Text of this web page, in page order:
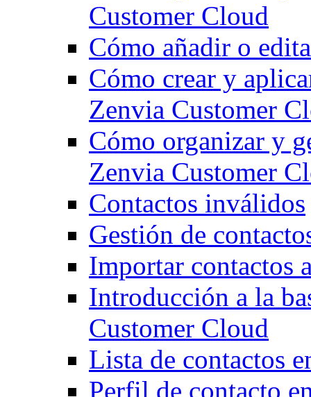
Customer Cloud
Cómo añadir o
Cómo crear y
Zenvia Customer
Cómo organizar y
Zenvia Customer
Contactos inválidos
Gestión de
Importar contactos
Introducción a la
Customer Cloud
Lista de contactos
Perfil de contacto